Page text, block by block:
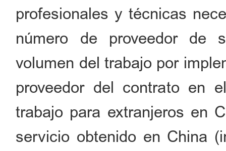
profesionales y técnicas
número de proveedor de
volumen del trabajo por
proveedor del contrato en
trabajo para extranjeros en
servicio obtenido en China